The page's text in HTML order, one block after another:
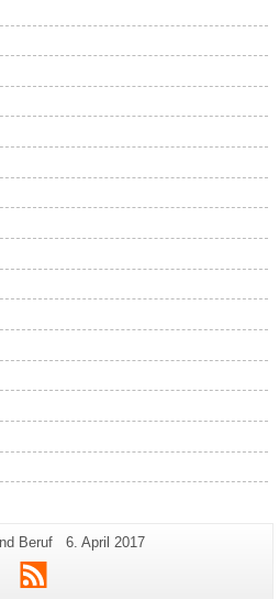
Zusätzliche
Informationen
zu
Beruf
Letzte
6. April 2017
RSS